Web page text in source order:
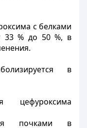
с белками
33 % до 50 %, в
в
цефуроксима
почками в